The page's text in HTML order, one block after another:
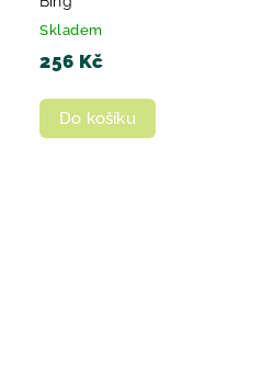
Skladem
256 Kč
Do košíku